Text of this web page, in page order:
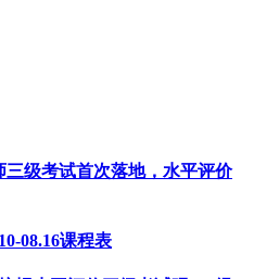
级考试首次落地，水平评价
08.16课程表